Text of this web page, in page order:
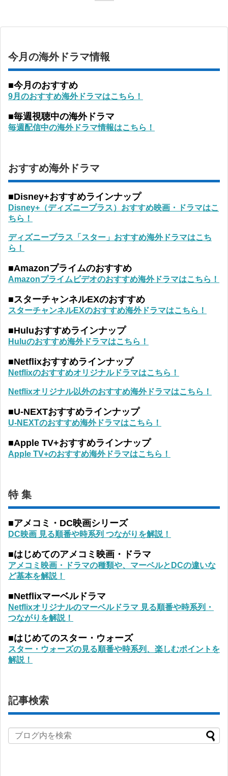
今月の海外ドラマ情報
■今月のおすすめ
9月のおすすめ海外ドラマはこちら！
■毎週視聴中の海外ドラマ
毎週配信中の海外ドラマ情報はこちら！
おすすめ海外ドラマ
■Disney+おすすめラインナップ
Disney+（ディズニープラス）おすすめ映画・ドラマはこ
ちら！
ディズニープラス「スター」おすすめ海外ドラマはこち
ら！
■Amazonプライムのおすすめ
Amazonプライムビデオのおすすめ海外ドラマはこちら！
■スターチャンネルEXのおすすめ
スターチャンネルEXのおすすめ海外ドラマはこちら！
■Huluおすすめラインナップ
Huluのおすすめ海外ドラマはこちら！
■Netflixおすすめラインナップ
Netflixのおすすめオリジナルドラマはこちら！
Netflixオリジナル以外のおすすめ海外ドラマはこちら！
■U-NEXTおすすめラインナップ
U-NEXTのおすすめ海外ドラマはこちら！
■Apple TV+おすすめラインナップ
Apple TV+のおすすめ海外ドラマはこちら！
特 集
■アメコミ・DC映画シリーズ
DC映画 見る順番や時系列 つながりを解説！
■はじめてのアメコミ映画・ドラマ
アメコミ映画・ドラマの種類や、マーベルとDCの違いな
ど基本を解説！
■Netflixマーベルドラマ
Netflixオリジナルのマーベルドラマ 見る順番や時系列・
つながりを解説！
■はじめてのスター・ウォーズ
スター・ウォーズの見る順番や時系列、楽しむポイントを
解説！
記事検索